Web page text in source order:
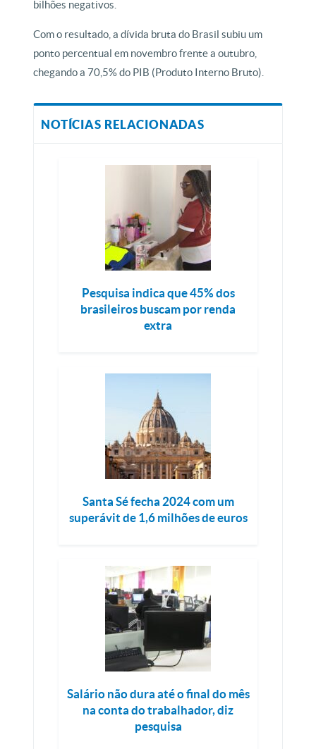
bilhões negativos.
Com o resultado, a dívida bruta do Brasil subiu um
ponto percentual em novembro frente a outubro,
chegando a 70,5% do PIB (Produto Interno Bruto).
NOTÍCIAS RELACIONADAS
Pesquisa indica que 45% dos
brasileiros buscam por renda
extra
Santa Sé fecha 2024 com um
superávit de 1,6 milhões de euros
Salário não dura até o final do mês
na conta do trabalhador, diz
pesquisa